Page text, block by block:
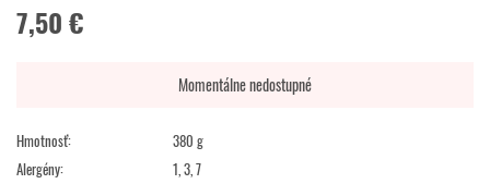
7,50 €
Momentálne nedostupné
Hmotnosť:
380 g
Alergény:
1, 3, 7